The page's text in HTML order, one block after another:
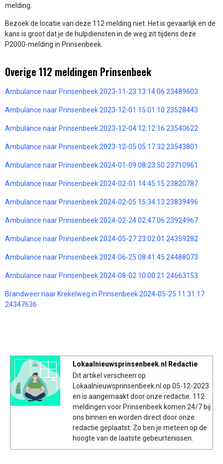
melding.
Bezoek de locatie van deze 112 melding niet. Het is gevaarlijk en de
kans is groot dat je de hulpdiensten in de weg zit tijdens deze
P2000-melding in Prinsenbeek.
Overige 112 meldingen Prinsenbeek
Ambulance naar Prinsenbeek 2023-11-23 13:14:06 23489603
Ambulance naar Prinsenbeek 2023-12-01 15:01:10 23528443
Ambulance naar Prinsenbeek 2023-12-04 12:12:16 23540622
Ambulance naar Prinsenbeek 2023-12-05 05:17:32 23543801
Ambulance naar Prinsenbeek 2024-01-09 08:23:50 23710961
Ambulance naar Prinsenbeek 2024-02-01 14:45:15 23820787
Ambulance naar Prinsenbeek 2024-02-05 15:34:13 23839496
Ambulance naar Prinsenbeek 2024-02-24 02:47:06 23924967
Ambulance naar Prinsenbeek 2024-05-27 23:02:01 24359282
Ambulance naar Prinsenbeek 2024-06-25 08:41:45 24488073
Ambulance naar Prinsenbeek 2024-08-02 10:00:21 24663153
Brandweer naar Krekelweg in Prinsenbeek 2024-05-25 11:31:17
24347636
Lokaalnieuwsprinsenbeek.nl Redactie
Dit artikel verscheen op
Lokaalnieuwsprinsenbeek.nl op 05-12-2023
en is aangemaakt door onze redactie. 112
meldingen voor Prinsenbeek komen 24/7 bij
ons binnen en worden direct door onze
redactie geplaatst. Zo ben je meteen op de
hoogte van de laatste gebeurtenissen.